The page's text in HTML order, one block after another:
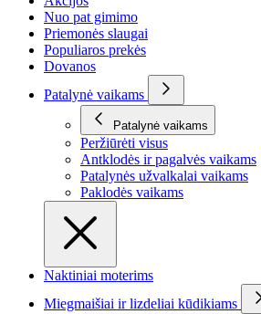
Nuo pat gimimo
Priemonės slaugai
Populiaros prekės
Dovanos
Patalynė vaikams
Patalynė vaikams
Peržiūrėti visus
Antklodės ir pagalvės vaikams
Patalynės užvalkalai vaikams
Paklodės vaikams
Naktiniai moterims
Miegmaišiai ir lizdeliai kūdikiams